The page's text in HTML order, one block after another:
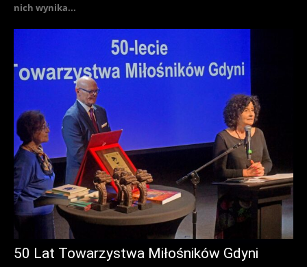
nich wynika...
50 Lat Towarzystwa Miłośników Gdyni